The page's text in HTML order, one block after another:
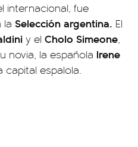
internacional, fue
la Selección argentina. El
y el Cholo Simeone,
novia, la española Irene
capital espalola.